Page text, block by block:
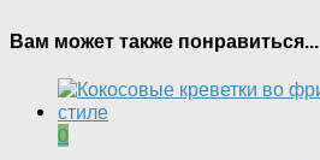
Вам может также понравиться...
0